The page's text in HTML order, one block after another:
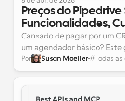
Preços do
Funcionalidades,
Melhores
Cansado de pagar por um
um agendador básico? Este
Pipedrive Scheduler pode
2026, onde deixa a desejar
Por Susan Moeller #Todas